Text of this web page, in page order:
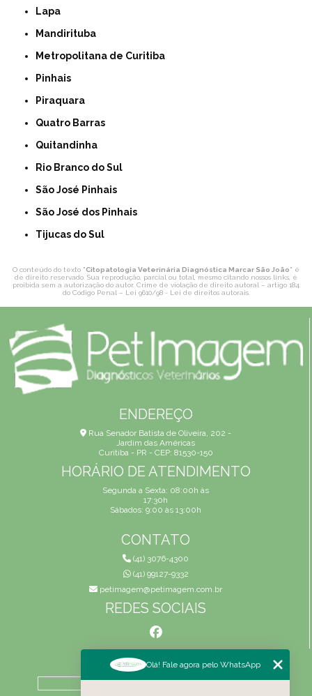
Lapa
Mandirituba
Metropolitana de Curitiba
Pinhais
Piraquara
Quatro Barras
Quitandinha
Rio Branco do Sul
São José Pinhais
São José dos Pinhais
Tijucas do Sul
O conteúdo do texto "Citopatologia Veterinária Diagnóstica Marcar São João" é
de direito reservado. Sua reprodução, parcial ou total, mesmo citando nossos links, é
proibida sem a autorização do autor. Crime de violação de direito autoral – artigo 184
do Código Penal – Lei 9610/98 - Lei de direitos autorais.
ENDEREÇO
Rua Senador Batista de Oliveira, 202 -
Jardim das Américas
Curitiba - PR - CEP: 81530-150
HORÁRIO DE ATENDIMENTO
Segunda a Sexta: 08:00h às
17:30h
Sábados: 9:00 às 13:00h
CONTATO
(41) 3076-4300
(41) 99127-9332
petimagem@petimagem.com.br
REDES SOCIAIS
MENU
HOME
Olá! Fale agora pelo WhatsApp